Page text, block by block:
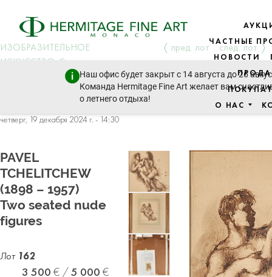
ЧАСТНЫЕ
НОВОСТИ
О НАС
Наш офис будет закрыт с 14 августа до 26
Команда Hermitage Fine Art желает вам
о летнего отдыха!
ИЗОБРАЗИТЕЛЬНОЕ
ИСКУССТВО: Cовременное
искусство и искусство XIX
века, искусство Восточной
четверг, 19 декабря 2024 г. - 14:30
пред. лот след. лот
PAVEL
TCHELITCHEW
(1898 – 1957)
Two seated nude
figures
Лот 162
3 500 5 000